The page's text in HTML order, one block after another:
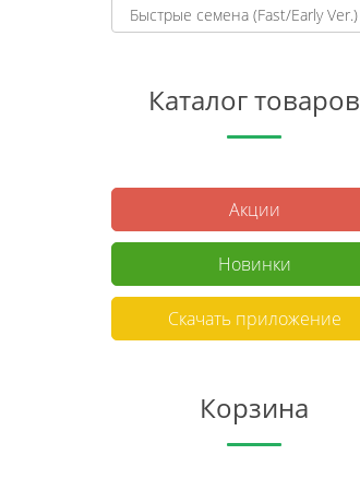
Каталог товаров
Акции
Новинки
Скачать приложение
Корзина